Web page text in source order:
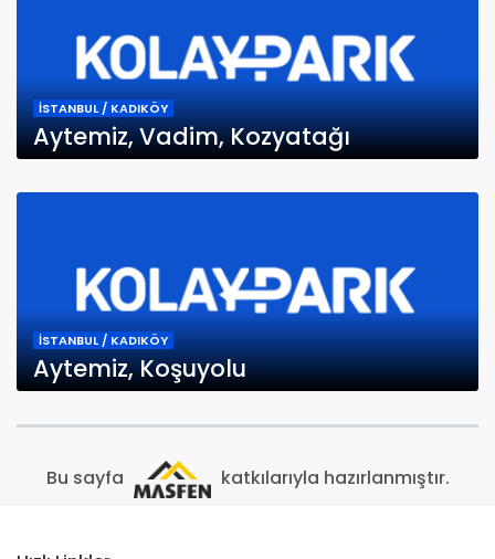
İSTANBUL / KADIKÖY
Aytemiz, Vadim, Kozyatağı
İSTANBUL / KADIKÖY
Aytemiz, Koşuyolu
Bu sayfa katkılarıyla hazırlanmıştır.